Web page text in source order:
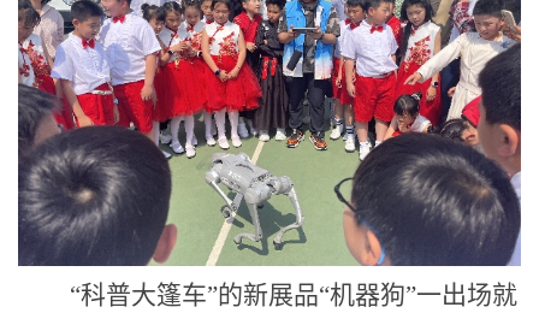
“科普大篷车”的新展品“机器狗”一出场就